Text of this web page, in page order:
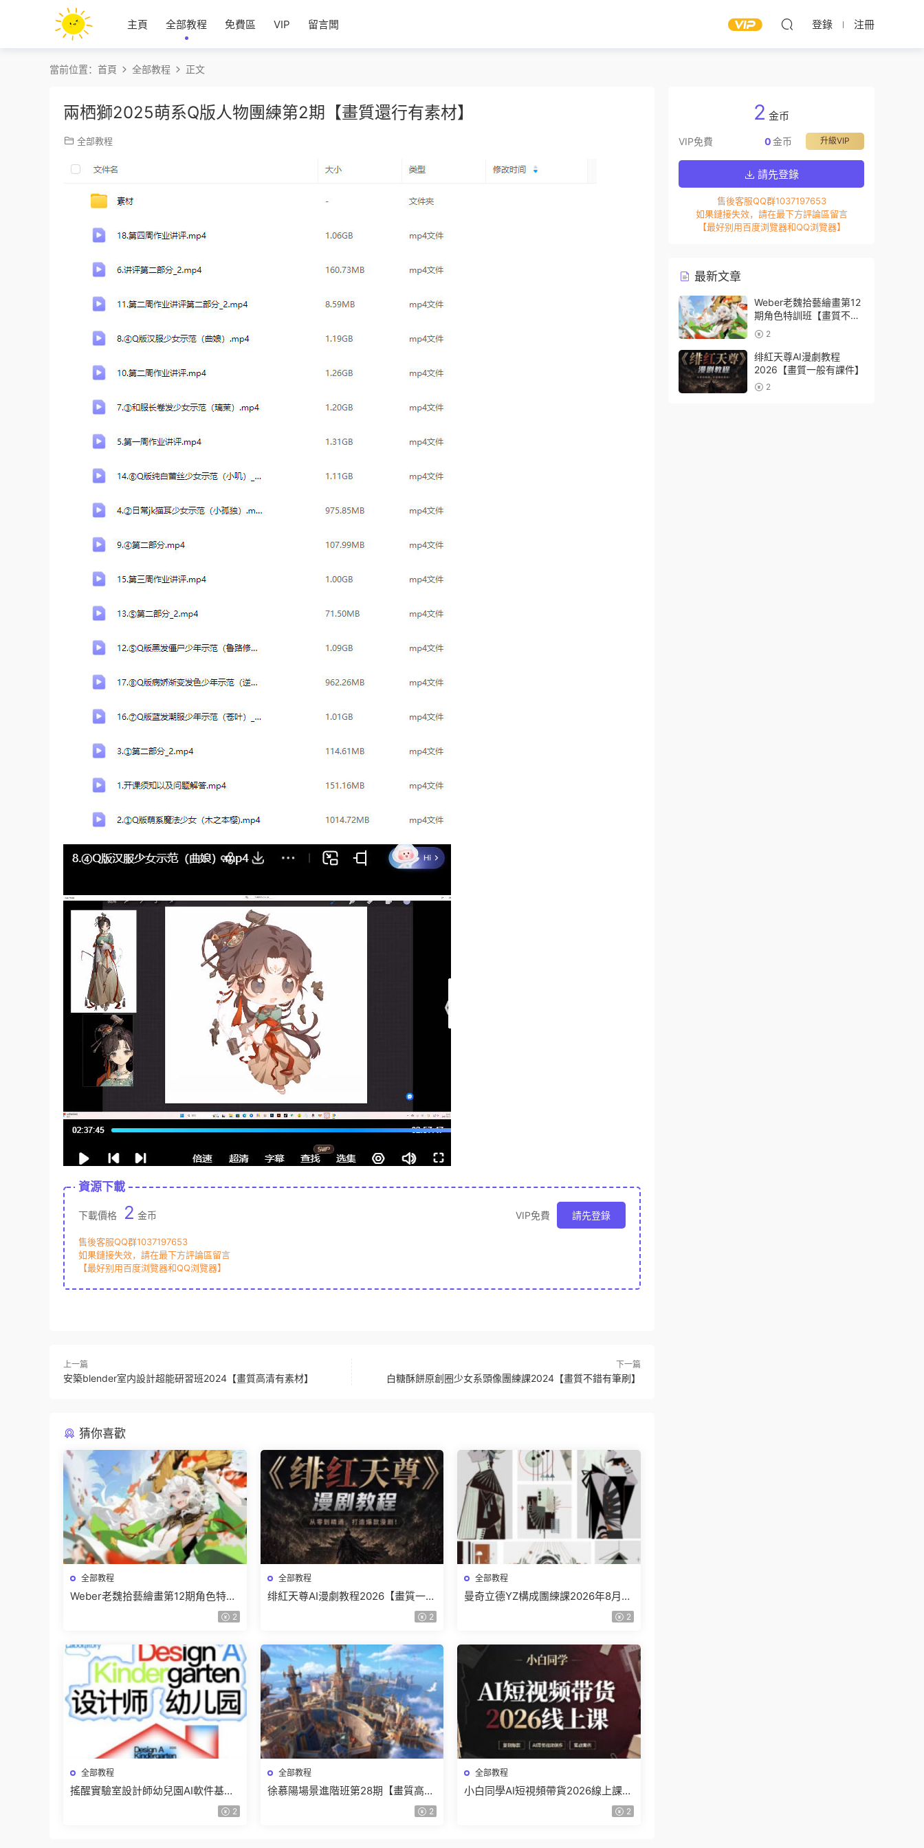
主頁 全部教程 免費區 VIP 留言闆 登錄 注冊
當前位置： 首頁 全部教程 正文
兩栖獅2025萌系Q版人物團練第2期【畫質還行有素材】
全部教程
資源下載
下載價格 2 金币 VIP免費 請先登錄
售後客服QQ群1037197653
如果鏈接失效，請在最下方評論區留言
【最好别用百度浏覽器和QQ浏覽器】
上一篇
安築blender室内設計超能研習班2024【畫質高清有素材】
下一篇
白糖酥餅原創圈少女系頭像團練課2024【畫質不錯有筆刷】
猜你喜歡
全部教程
Weber老魏拾藝繪畫第12期角色特訓
2
全部教程
绯紅天尊AI漫劇教程2026【畫質一般
2
全部教程
曼奇立德YZ構成團練課2026年8月已
2
全部教程
搖醒實驗室設計師幼兒園AI軟件基礎
2
全部教程
徐慕陽場景進階班第28期【畫質高清
2
全部教程
小白同學AI短視頻帶貨2026線上課
2
2 金币
VIP免費 升級VIP
0金币
請先登錄
售後客服QQ群1037197653
如果鏈接失效，請在最下方評論區留言
【最好别用百度浏覽器和QQ浏覽器】
最新文章
Weber老魏拾藝繪畫第12
期角色特訓班【畫質不錯
隻有視頻】
2
绯紅天尊AI漫劇教程
2026【畫質一般有課件】
2